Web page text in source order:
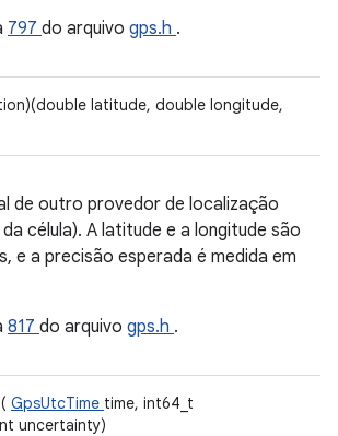
797 do arquivo gps.h .
latitude, double longitude,
de outro provedor de localização
célula). A latitude e a longitude são
e a precisão esperada é medida em
817 do arquivo gps.h .
GpsUtcTime time, int64_t
uncertainty)